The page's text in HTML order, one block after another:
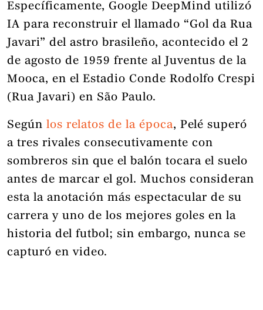
Específicamente, Google DeepMind utilizó
IA para reconstruir el llamado “Gol da Rua
Javari” del astro brasileño, acontecido el 2
de agosto de 1959 frente al Juventus de la
Mooca, en el Estadio Conde Rodolfo Crespi
(Rua Javari) en São Paulo.
Según los relatos de la época, Pelé superó
a tres rivales consecutivamente con
sombreros sin que el balón tocara el suelo
antes de marcar el gol. Muchos consideran
esta la anotación más espectacular de su
carrera y uno de los mejores goles en la
historia del futbol; sin embargo, nunca se
capturó en video.